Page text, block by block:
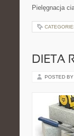
Pielęgnacja
DIETA
POSTED BY